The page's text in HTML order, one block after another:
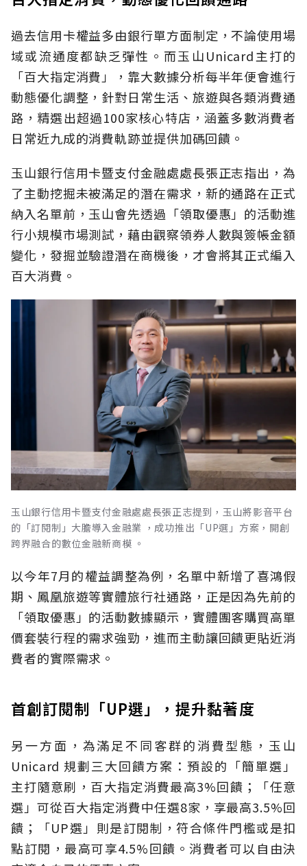
過去信用卡權益多由銀行單方面制定，不論使用場
域或流通度都缺乏彈性。而玉山Unicard主打的
「百大指定消費」，靠大數據分析每半年便會進行
動態優化調整，針對日常生活、旅遊與各類消費通
路，精選出超過100家核心特店，涵蓋多數消費者
日常近九成的消費軌跡並提供加碼回饋。
玉山銀行信用卡暨支付金融處處長張正志指出，為
了主動挖掘未被滿足的潛在需求，新的通路在正式
納入名單前，玉山會先透過「領取優惠」的活動進
行小規模市場測試，藉由觀察領券人數與簽帳金額
變化，發掘並驗證潛在商機後，才會將其正式編入
百大消費。
玉山銀行信用卡暨支付金融處處長張正志提到，玉山將影音平台
的「訂閱制」大膽導入金融業 ，成功推出「UP選」方案，開創
跨界融合的數位金融新商模 。
以今年7月的權益調整為例，名單中新增了喜鴻假
期、鳳凰旅遊等實體旅行社通路，正是因為先前的
「領取優惠」的活動數據顯示，實體團客購買高單
價套裝行程的需求強勁，進而主動讓回饋更貼近消
費者的實際需求。
首創訂閱制「UP選」，提升黏著度
另一方面，為滿足不同客群的消費型態，玉山
Unicard 規劃三大回饋方案：預設的「簡單選」
主打隨意刷，百大指定消費最高3%回饋；「任意
選」可從百大指定消費中任選8家，享最高3.5%回
饋；「UP選」則是訂閱制，符合條件門檻或是扣
點訂閱，最高可享4.5%回饋。消費者可以自由決